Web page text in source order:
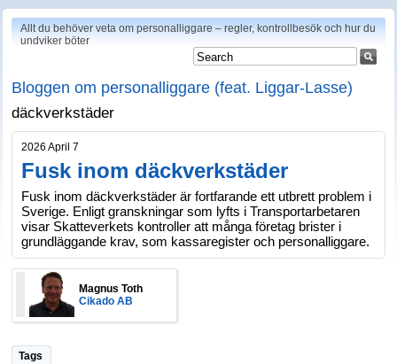
Allt du behöver veta om personalliggare – regler, kontrollbesök och hur du
undviker böter
Magnus Toth
Cikado AB
Tags
Bloggen om personalliggare (feat. Liggar-Lasse)
däckverkstäder
2026 April 7
Fusk inom däckverkstäder
Fusk inom däckverkstäder är fortfarande ett utbrett problem i
Sverige. Enligt granskningar som lyfts i Transportarbetaren
visar Skatteverkets kontroller att många företag brister i
grundläggande krav, som kassaregister och personalliggare.